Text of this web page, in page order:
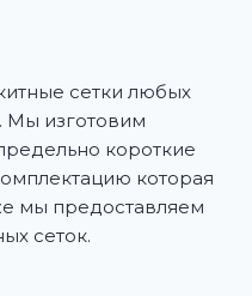
сетки любых
Мы изготовим
короткие
которая
мы предоставляем
сеток.